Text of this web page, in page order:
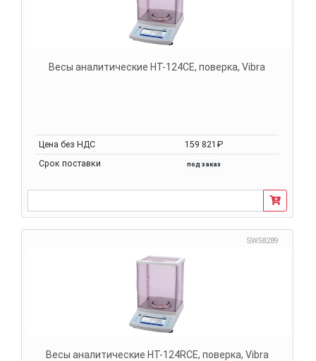
Весы аналитические HT-124CE, поверка, Vibra
Цена без НДС
159 821₽
Срок поставки
под заказ
SW58289
Весы аналитические HT-124RCE, поверка, Vibra